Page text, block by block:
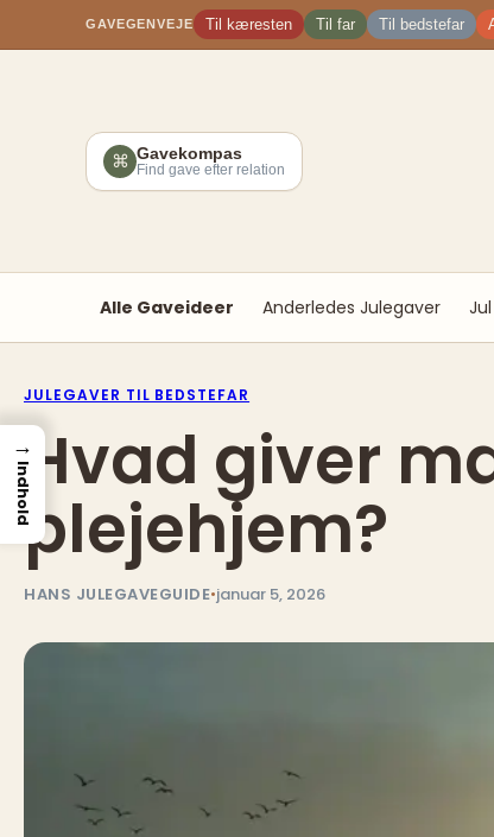
GAVEGENVEJE Til kæresten Til far Til bedstefar
⌘ Gavekompas
Find gave efter relation
Alle Gaveideer Anderledes Julegaver
JULEGAVER TIL BEDSTEFAR
Hvad giver
plejehjem?
HANS JULEGAVEGUIDE•januar 5, 2026
→
Indhold